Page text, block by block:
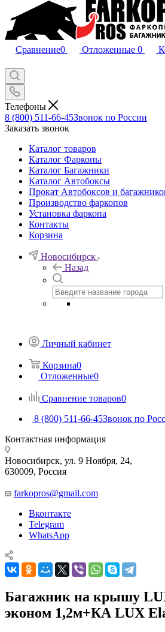
Сравнение0 Отложенные 0
Телефоны
8 (800) 511-66-45Звонок по России
Заказать звонок
Каталог товаров
Каталог Фаркопы
Каталог Багажники
Каталог Автобоксы
Прокат Автобоксов и
Производство фаркопов
Установка фаркопа
Контакты
Корзина
Новосибирск
Назад
Личный кабинет
Корзина0
Отложенные0
Сравнение товаров0
8 (800) 511-66-45Звонок по
Контактная информация
Новосибирск, ул. 9 Ноября, 24,
630009, Россия
farkopros@gmail.com
Вконтакте
Telegram
WhatsApp
Багажник на крышу
эконом 1,2м+КА LUX